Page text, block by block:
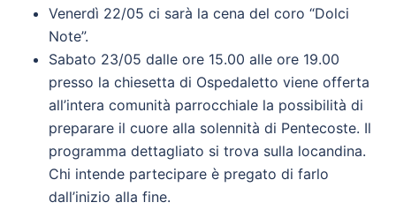
Venerdì 22/05 ci sarà la cena del coro “Dolci
Note”.
Sabato 23/05 dalle ore 15.00 alle ore 19.00
presso la chiesetta di Ospedaletto viene offerta
all’intera comunità parrocchiale la possibilità di
preparare il cuore alla solennità di Pentecoste. Il
programma dettagliato si trova sulla locandina.
Chi intende partecipare è pregato di farlo
dall’inizio alla fine.